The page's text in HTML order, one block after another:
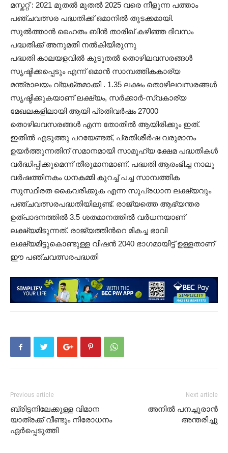
മസ്കറ്റ് : 2021 മുതൽ മുതൽ 2025 വരെ നീളുന്ന പത്താം
പഞ്ചവത്സര പദ്ധതിക്ക് ഒമാനിൽ തുടക്കമായി.
സുൽത്താൻ ഹൈതം ബിൻ താരിഖ് കഴിഞ്ഞ ദിവസം
പദ്ധതിക്ക് അനുമതി നൽകിയിരുന്നു
പദ്ധതി കാലയളവിൽ കൂടുതൽ തൊഴിലവസരങ്ങൾ
സൃഷ്ടിക്കപ്പെടും എന്ന് ഒമാൻ സാമ്പത്തികകാര്യ
മന്ത്രാലയം വ്യക്തമാക്കി . 1.35 ലക്ഷം തൊഴിലവസരങ്ങൾ
സൃഷ്ടിക്കുകയാണ് ലക്ഷ്യം, സർക്കാർ-സ്വകാര്യ
മേഖലകളിലായി ആയി പ്രതിവർഷം 27000
തൊഴിലവസരങ്ങൾ എന്ന തോതിൽ ആയിരിക്കും ഇത്.
ഇതിൽ എടുത്തു പറയേണ്ടത്, പ്രതിശീർഷ വരുമാനം
ഉയർത്തുന്നതിന് സമാനമായി സാമൂഹ്യ ക്ഷേമ പദ്ധതികൾ
വർദ്ധിപ്പിക്കുമെന്ന് തീരുമാനമാണ്. പദ്ധതി ആരംഭിച്ച നാലു
വർഷത്തിനകം ധനകമ്മി കുറച്ച് പച്ച സാമ്പത്തിക
സുസ്ഥിരത കൈവരിക്കുക എന്ന സുപ്രധാന ലക്ഷ്യവും
പഞ്ചവത്സരപദ്ധതിയിലുണ്ട്. രാജ്യത്തെ ആഭ്യന്തര
ഉത്പാദനത്തിൽ 3.5 ശതമാനത്തിൽ വർധനയാണ്
ലക്ഷ്യമിടുന്നത്. രാജ്യത്തിൻറെ മികച്ച ഭാവി
ലക്ഷ്യമിട്ടുകൊണ്ടുള്ള വിഷൻ 2040 ഭാഗമായിട്ട് ഉള്ളതാണ്
ഈ പഞ്ചവത്സരപദ്ധതി
Previous article
ബ്രിട്ടനിലേക്കുള്ള വിമാന
യാത്രക്ക്‌ വീണ്ടും നിരോധനം
ഏർപ്പെടുത്തി
Next article
അനിൽ പനച്ചൂരാൻ
അന്തരിച്ചു